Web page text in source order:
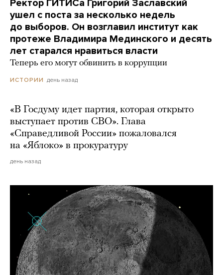
Ректор ГИТИСа Григорий Заславский
ушел с поста за несколько недель
до выборов. Он возглавил институт как
протеже Владимира Мединского и десять
лет старался нравиться власти
Теперь его могут обвинить в коррупции
ИСТОРИИ день назад
«В Госдуму идет партия, которая открыто
выступает против СВО». Глава
«Справедливой России» пожаловался
на «Яблоко» в прокуратуру
день назад